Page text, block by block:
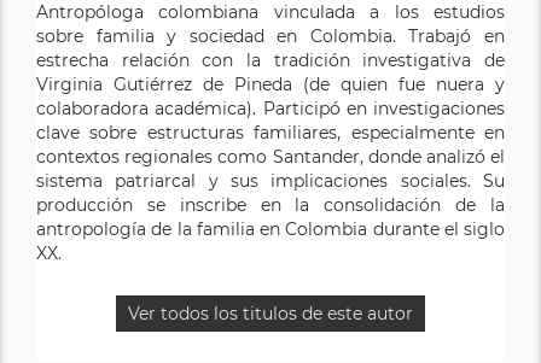
Antropóloga colombiana vinculada a los estudios
sobre familia y sociedad en Colombia. Trabajó en
estrecha relación con la tradición investigativa de
Virginia Gutiérrez de Pineda (de quien fue nuera y
colaboradora académica). Participó en investigaciones
clave sobre estructuras familiares, especialmente en
contextos regionales como Santander, donde analizó el
sistema patriarcal y sus implicaciones sociales. Su
producción se inscribe en la consolidación de la
antropología de la familia en Colombia durante el siglo
XX.
Ver todos los titulos de este autor